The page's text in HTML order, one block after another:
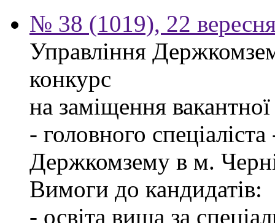
№ 38 (1019), 22
Управління
конкурс
на заміщення
- головного
Держкомзему в м.
Вимоги до кандидатів:
- освіта вища за